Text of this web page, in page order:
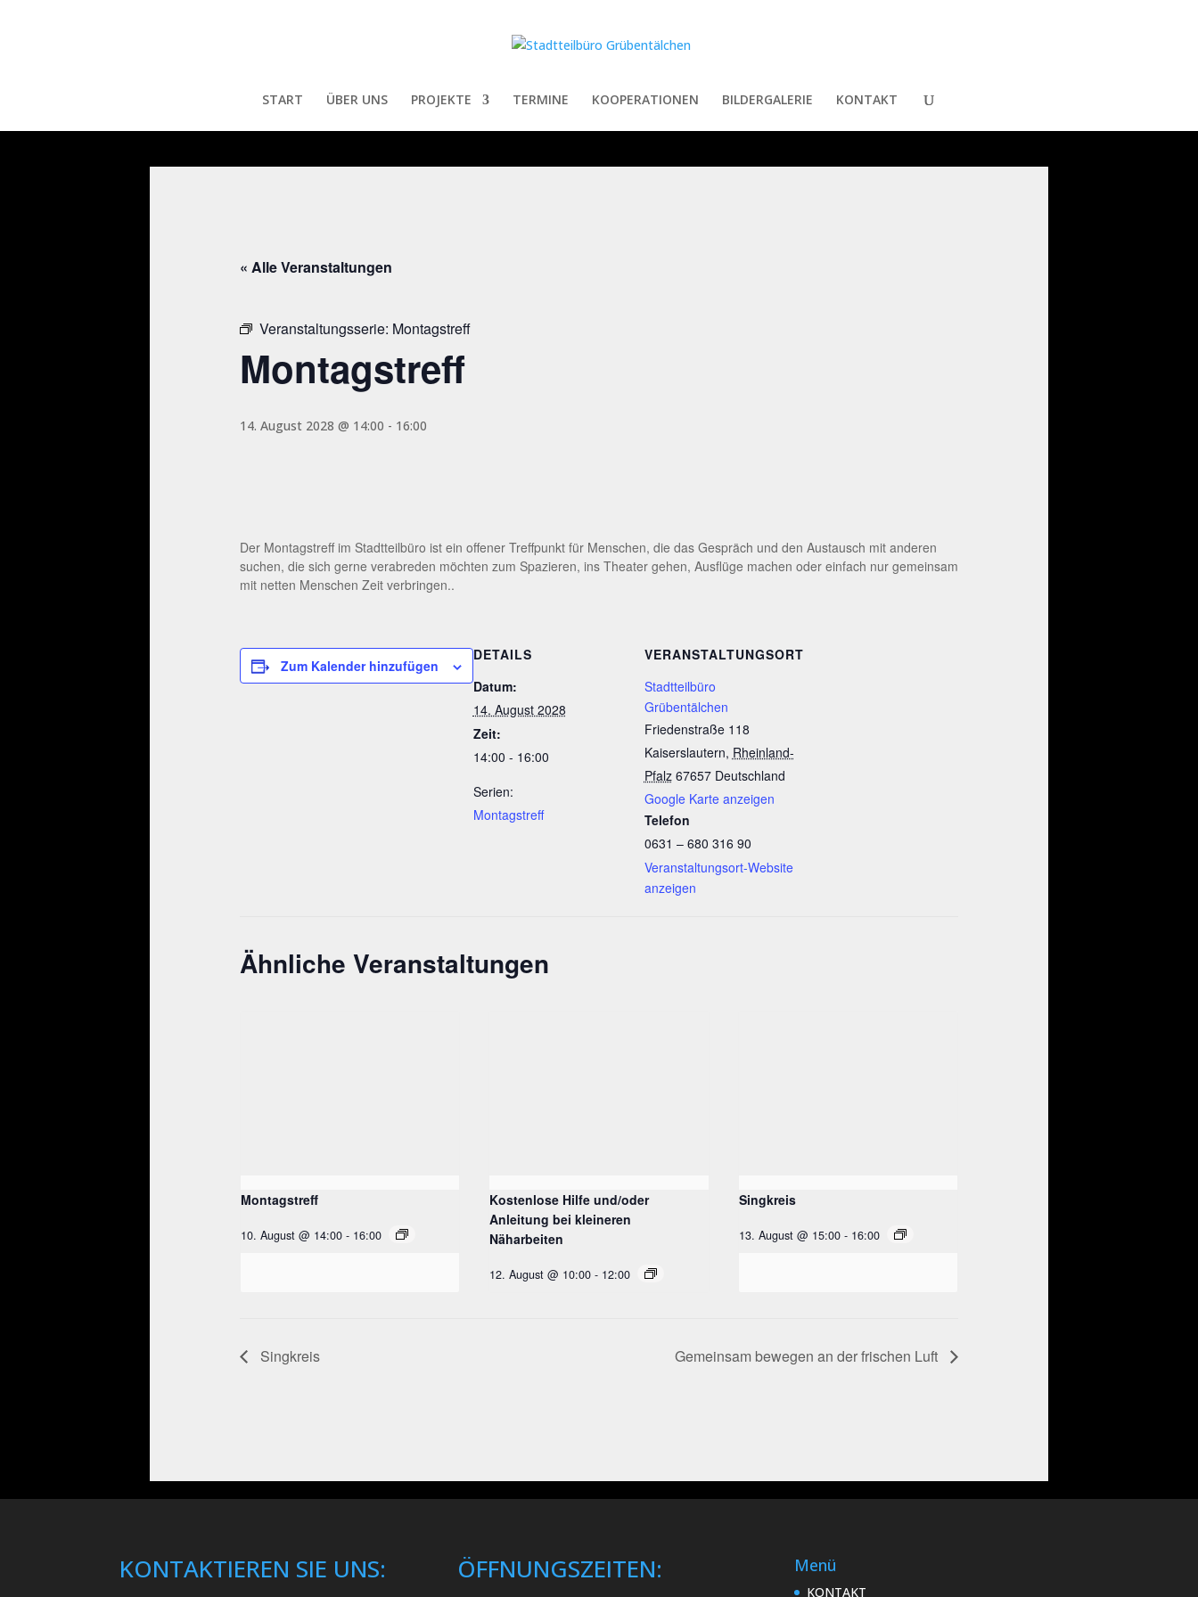
START ÜBER UNS PROJEKTE TERMINE KOOPERATIONEN BILDERGALERIE KONTAKT
« Alle Veranstaltungen
Veranstaltungsserie: Montagstreff
Montagstreff
14. August 2028 @ 14:00 - 16:00
Der Montagstreff im Stadtteilbüro ist ein offener Treffpunkt für Menschen, die das Gespräch und den Austausch mit anderen
suchen, die sich gerne verabreden möchten zum Spazieren, ins Theater gehen, Ausflüge machen oder einfach nur gemeinsam
mit netten Menschen Zeit verbringen..
Zum Kalender hinzufügen
DETAILS
Datum:
14. August 2028
Zeit:
14:00 - 16:00
Serien:
Montagstreff
VERANSTALTUNGSORT
Stadtteilbüro
Grübentälchen
Friedenstraße 118
Kaiserslautern, Rheinland-
Pfalz 67657 Deutschland
Google Karte anzeigen
Telefon
0631 – 680 316 90
Veranstaltungsort-Website
anzeigen
Ähnliche Veranstaltungen
Montagstreff
10. August @ 14:00 - 16:00
Kostenlose Hilfe und/oder
Anleitung bei kleineren
Näharbeiten
12. August @ 10:00 - 12:00
Singkreis
13. August @ 15:00 - 16:00
Singkreis Gemeinsam bewegen an der frischen Luft
KONTAKTIEREN SIE UNS: ÖFFNUNGSZEITEN: Menü
KONTAKT